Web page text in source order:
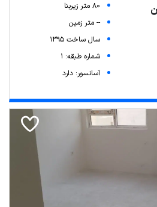
80 متر زیربنا
-- متر زمین
سال ساخت 1395
شماره طبقه: 1
آسانسور: دارد